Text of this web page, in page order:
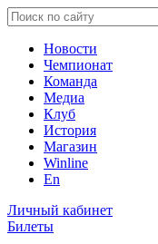
Новости
Чемпионат
Команда
Медиа
Клуб
История
Магазин
Winline
En
Личный кабинет
Билеты